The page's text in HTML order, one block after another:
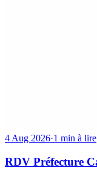
4 Aug 2026·1 min à lire
RDV Préfecture